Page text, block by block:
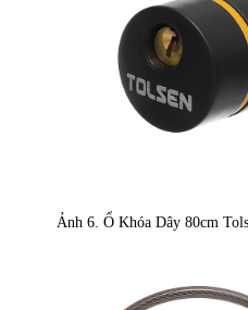
Ảnh 6. Ổ Khóa Dây 80cm